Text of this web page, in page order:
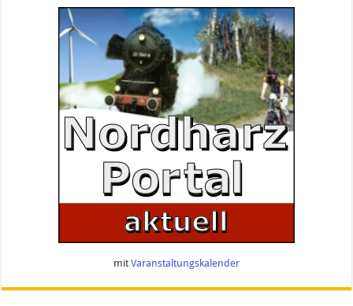
mitVaranstaltungskalender